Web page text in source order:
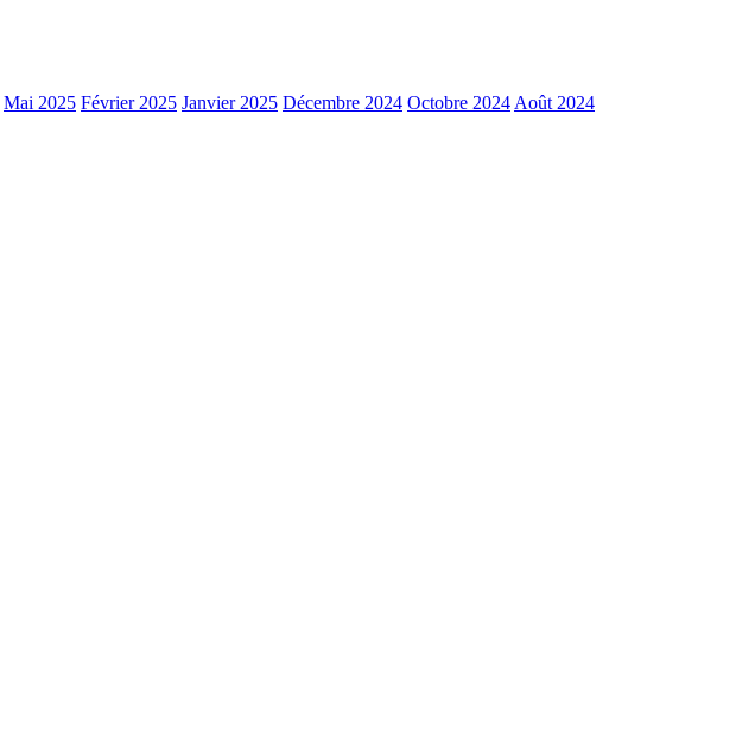
Mai 2025 Février 2025 Janvier 2025 Décembre 2024 Octobre 2024 Août 2024